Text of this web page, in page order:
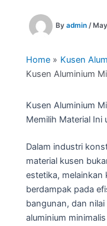
By admin /
Home
Kusen
Kusen Aluminium
Kusen Aluminium
Memilih Material Ini
Dalam industri
material kusen
estetika, melainkan
berdampak pada
bangunan, dan
aluminium